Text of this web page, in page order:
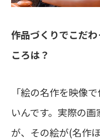
――作品づくりでこだ
ころは？
「絵の名作を映像
いんです。実際の
が、その絵が(名作